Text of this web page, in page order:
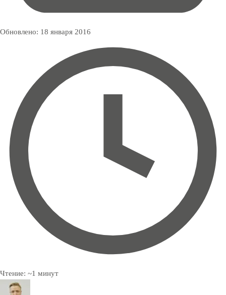
Обновлено: 18 января 2016
Чтение: ~1 минут